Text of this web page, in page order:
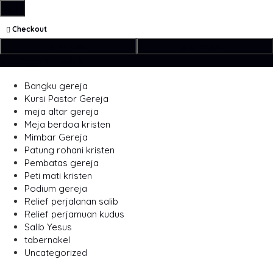
Checkout
Bangku gereja
Kursi Pastor Gereja
meja altar gereja
Meja berdoa kristen
Mimbar Gereja
Patung rohani kristen
Pembatas gereja
Peti mati kristen
Podium gereja
Relief perjalanan salib
Relief perjamuan kudus
Salib Yesus
tabernakel
Uncategorized